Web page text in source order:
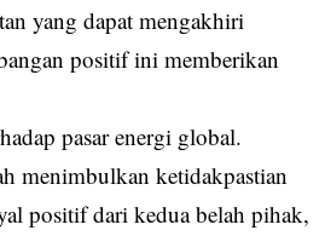
yang dapat mengakhiri
positif ini memberikan
pasar energi global.
menimbulkan ketidakpastian
positif dari kedua belah pihak,